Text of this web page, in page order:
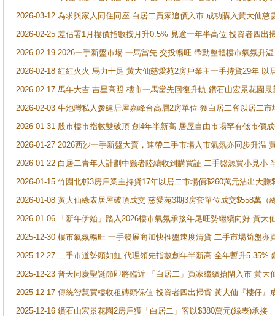
2026-03-12 為求與家人同住同座 白居二買家追價入市 成功購入黃大仙
2026-02-25 差估署1月樓價指數按月升0.5% 見逾一年半高位 投資者四
2026-02-19 2026一手新盤市場 一馬當先 交投暢旺 帶動整體樓市氣氛升
2026-02-18 紅紅火火 馬力十足 黃大仙慈愛苑2房戶業主一手持貨29年 以
2026-02-17 馬年大吉 吉星高照 樓市一馬當先回復升軌 鑽石山宏景花園
2026-02-03 牛池灣私人參建居屋嘉峰台高層2房單位 獲白居二客以居二市
2026-01-31 股市樓市指數雙破頂 創4年半新高 居屋自由市場罕有低市價
2026-01-27 2026西沙一手新盤大賣，連帶二手市場入市氣氛亦同步升温
2026-01-22 白居二青年人計劃中籤者陸續收到購買証 二手盤源買小見小
2026-01-15 竹園北邨3房戶業主持貨17年以居二市場價$260萬元沽出大賺
2026-01-08 黃大仙綠表居屋破頂成交 慈愛苑3期3房套單位成交$558萬（
2026-01-06 「新年伊始」踏入2026樓市氣氛承接年尾旺勢繼續向好 黃
2025-12-30 樓市氣氛暢旺 一手發展商加快推盤速度清貨 二手市場筍盤
2025-12-27 二手市道勢頭如虹 代理領先指數創年半新高 全年暫升5.35%
2025-12-23 普天同慶聖誕節即將臨近 「白居二」買家繼續搶閘入市 黃
2025-12-17 傳統智慧買樓收租磚頭保值 投資者四出掃貨 黃大仙『樓仔
2025-12-16 鑽石山宏景花園2房戶獲「白居二」客以$380萬元(綠表)承接